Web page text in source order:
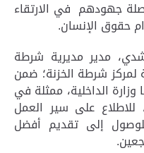
جهودهم في الارتقاء
حقوق الإنسان.
مدير مديرية شرطة
لمركز شرطة الخزنة؛ ضمن
الداخلية، ممثلة في
للاطلاع على سير العمل
إلى تقديم أفضل